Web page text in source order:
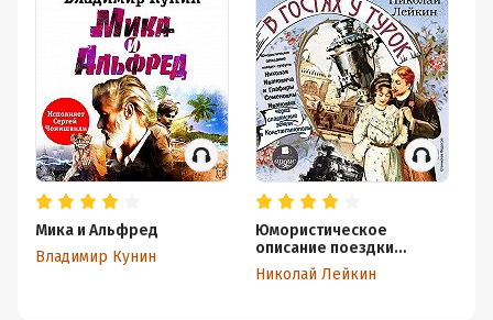
Мика и Альфред
Владимир Кунин
Юмористическое
описание поездки
супругов Николая
Ивановича и Глафиры
Николай Лейкин